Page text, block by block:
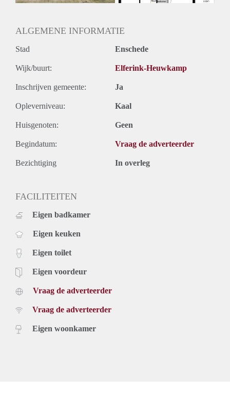
ALGEMENE INFORMATIE
Stad Enschede
Wijk/buurt: Elferink-Heuwkamp
Inschrijven gemeente: Ja
Opleverniveau: Kaal
Huisgenoten: Geen
Begindatum: Vraag de adverteerder
Bezichtiging In overleg
FACILITEITEN
Eigen badkamer
Eigen keuken
Eigen toilet
Eigen voordeur
Vraag de adverteerder
Vraag de adverteerder
Eigen woonkamer